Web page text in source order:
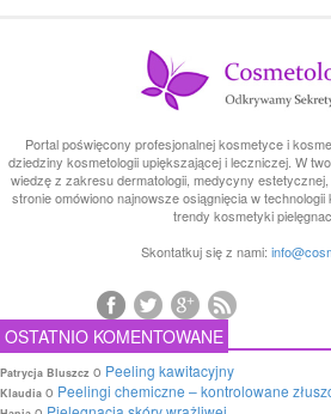
Portal poświęcony profesjonalnej kosmetyce i
dziedziny kosmetologii upiększającej i leczniczej. W
wiedzę z zakresu dermatologii, medycyny
stronie omówiono najnowsze osiągnięcia w
trendy kosmetyki
Skontatkuj się z nami:
OSTATNIO KOMENTOWANE
Patrycja Bluszcz o Peeling kawitacyjny
Klaudia o Peelingi chemiczne – kontrolowane